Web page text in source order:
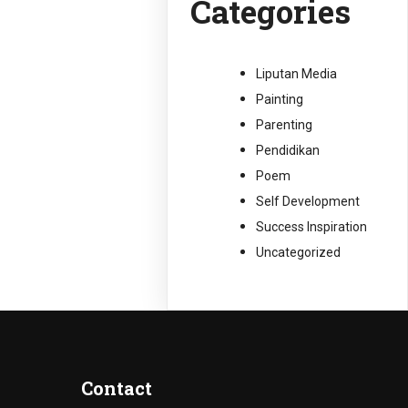
Categories
Liputan Media
Painting
Parenting
Pendidikan
Poem
Self Development
Success Inspiration
Uncategorized
Contact